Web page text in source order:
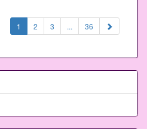
1 (current)
2 3 ... 36